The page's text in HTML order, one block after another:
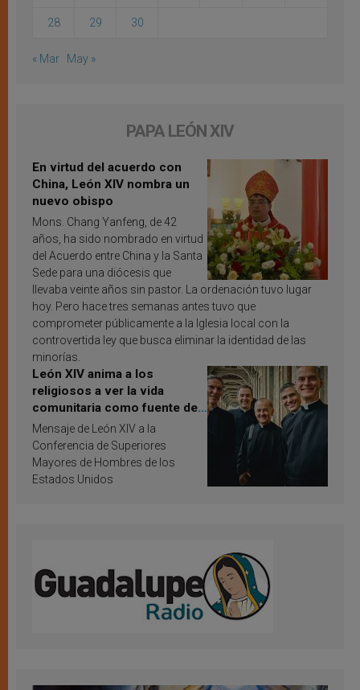
28 29 30
« Mar May »
PAPA LEÓN XIV
En virtud del acuerdo con
China, León XIV nombra un
nuevo obispo
Mons. Chang Yanfeng, de 42
años, ha sido nombrado en virtud
del Acuerdo entre China y la Santa
Sede para una diócesis que
llevaba veinte años sin pastor. La ordenación tuvo lugar
hoy. Pero hace tres semanas antes tuvo que
comprometer públicamente a la Iglesia local con la
controvertida ley que busca eliminar la identidad de las
minorías.
León XIV anima a los
religiosos a ver la vida
comunitaria como fuente de
inspiración y santificación
Mensaje de León XIV a la
Conferencia de Superiores
Mayores de Hombres de los
Estados Unidos